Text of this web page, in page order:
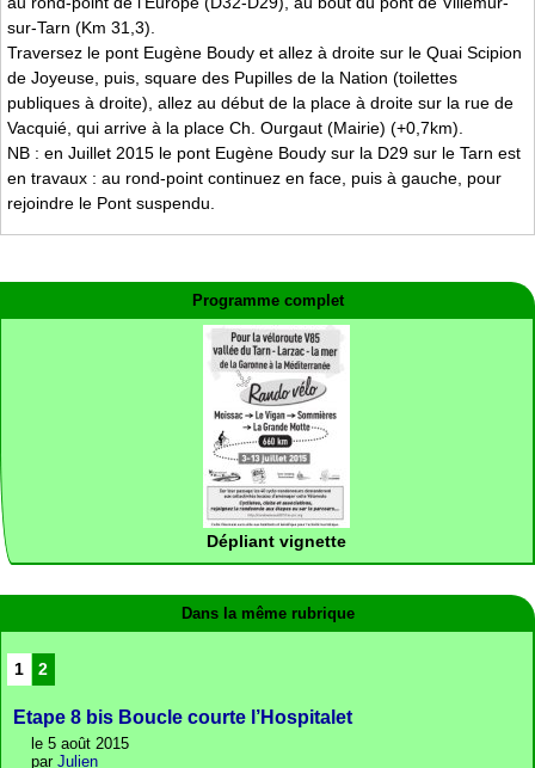
sur-Tarn (Km 31,3).
Traversez le pont Eugène Boudy et allez à droite sur le Quai Scipion
de Joyeuse, puis, square des Pupilles de la Nation (toilettes
publiques à droite), allez au début de la place à droite sur la rue de
Vacquié, qui arrive à la place Ch. Ourgaut (Mairie) (+0,7km).
NB : en Juillet 2015 le pont Eugène Boudy sur la D29 sur le Tarn est
en travaux : au rond-point continuez en face, puis à gauche, pour
rejoindre le Pont suspendu.
Programme complet
Dépliant vignette
Dans la même rubrique
1 2
Etape 8 bis Boucle courte l’Hospitalet
le 5 août 2015
par Julien